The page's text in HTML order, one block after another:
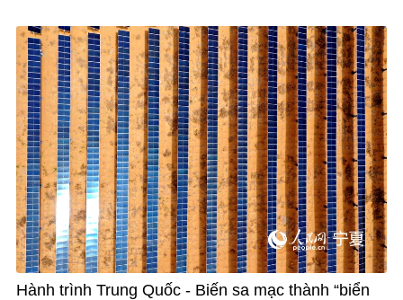
Hành trình Trung Quốc - Biến sa mạc thành “biển